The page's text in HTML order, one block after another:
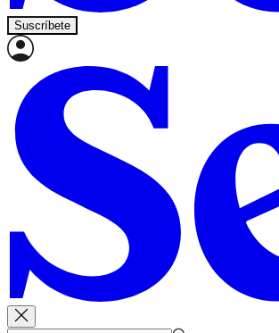
Suscríbete